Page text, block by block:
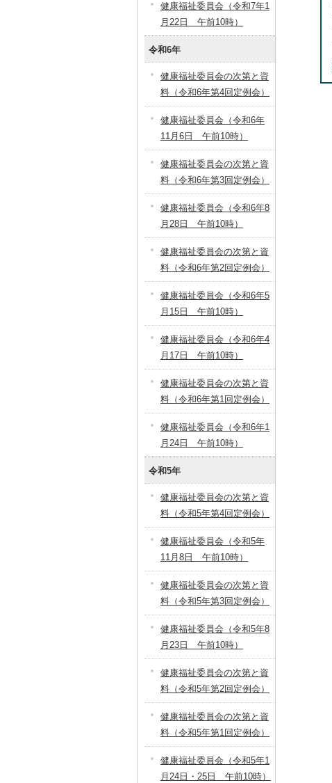
健康福祉委員会（令和7年1
月22日 午前10時）
令和6年
健康福祉委員会の次第と資
料（令和6年第4回定例会）
健康福祉委員会（令和6年
11月6日 午前10時）
健康福祉委員会の次第と資
料（令和6年第3回定例会）
健康福祉委員会（令和6年8
月28日 午前10時）
健康福祉委員会の次第と資
料（令和6年第2回定例会）
健康福祉委員会（令和6年5
月15日 午前10時）
健康福祉委員会（令和6年4
月17日 午前10時）
健康福祉委員会の次第と資
料（令和6年第1回定例会）
健康福祉委員会（令和6年1
月24日 午前10時）
令和5年
健康福祉委員会の次第と資
料（令和5年第4回定例会）
健康福祉委員会（令和5年
11月8日 午前10時）
健康福祉委員会の次第と資
料（令和5年第3回定例会）
健康福祉委員会（令和5年8
月23日 午前10時）
健康福祉委員会の次第と資
料（令和5年第2回定例会）
健康福祉委員会の次第と資
料（令和5年第1回定例会）
健康福祉委員会（令和5年1
月24日・25日 午前10時）